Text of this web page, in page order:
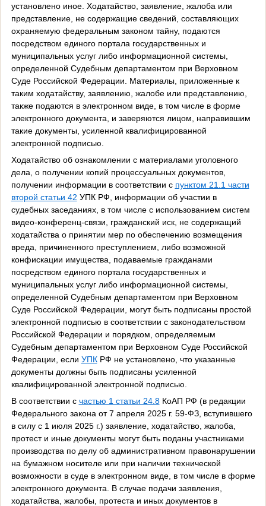
установлено иное. Ходатайство, заявление, жалоба или
представление, не содержащие сведений, составляющих
охраняемую федеральным законом тайну, подаются
посредством единого портала государственных и
муниципальных услуг либо информационной системы,
определенной Судебным департаментом при Верховном
Суде Российской Федерации. Материалы, приложенные к
таким ходатайству, заявлению, жалобе или представлению,
также подаются в электронном виде, в том числе в форме
электронного документа, и заверяются лицом, направившим
такие документы, усиленной квалифицированной
электронной подписью.
Ходатайство об ознакомлении с материалами уголовного
дела, о получении копий процессуальных документов,
получении информации в соответствии с пунктом 21.1 части
второй статьи 42 УПК РФ, информации об участии в
судебных заседаниях, в том числе с использованием систем
видео-конференц-связи, гражданский иск, не содержащий
ходатайства о принятии мер по обеспечению возмещения
вреда, причиненного преступлением, либо возможной
конфискации имущества, подаваемые гражданами
посредством единого портала государственных и
муниципальных услуг либо информационной системы,
определенной Судебным департаментом при Верховном
Суде Российской Федерации, могут быть подписаны простой
электронной подписью в соответствии с законодательством
Российской Федерации и порядком, определяемым
Судебным департаментом при Верховном Суде Российской
Федерации, если УПКРФ не установлено, что указанные
документы должны быть подписаны усиленной
квалифицированной электронной подписью.
В соответствии с частью 1 статьи 24.8КоАП РФ (в редакции
Федерального закона от 7 апреля 2025 г. 59-ФЗ, вступившего
в силу с 1 июля 2025 г.) заявление, ходатайство, жалоба,
протест и иные документы могут быть поданы участниками
производства по делу об административном правонарушении
на бумажном носителе или при наличии технической
возможности в суде в электронном виде, в том числе в форме
электронного документа. В случае подачи заявления,
ходатайства, жалобы, протеста и иных документов в